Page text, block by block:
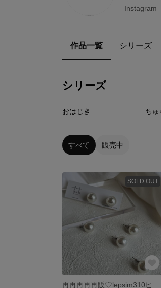
Instagram
作品一覧 シリーズ
シリーズ
おはじき ちゅ
すべて 販売中
SOLD OUT